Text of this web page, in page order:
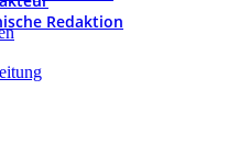
Redaktion